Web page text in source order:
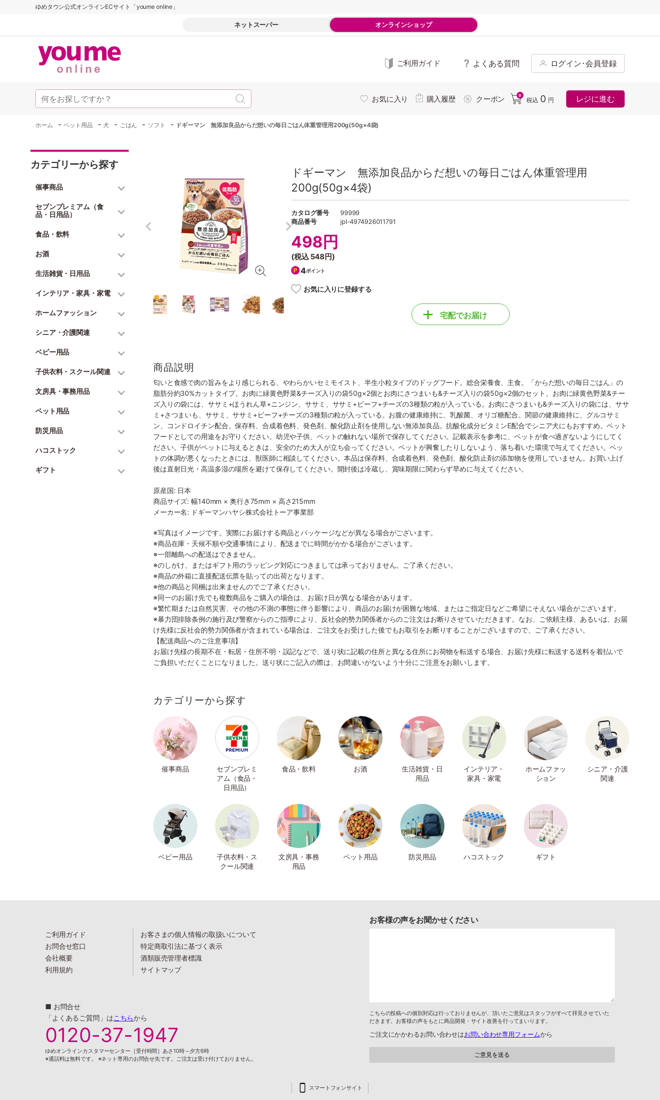
ゆめタウン公式オンラインECサイト「youme online」
ネットスーパー オンラインショップ
ご利用ガイド よくある質問 ログイン･会員登録
お気に入り 購入履歴 クーポン 0
税込 0 円 レジに進む
ホーム -ペット用品 -犬 - ごはん - ソフト - ドギーマン 無添加良品からだ想いの毎日ごはん体重管理用200g(50g×4袋)
カテゴリーから探す
催事商品
セブンプレミアム（食
品・日用品）
食品・飲料
お酒
生活雑貨・日用品
インテリア・家具・家電
ホームファッション
シニア・介護関連
ベビー用品
子供衣料・スクール関連
文房具・事務用品
ペット用品
防災用品
ハコストック
ギフト
ドギーマン 無添加良品からだ想いの毎日ごはん体重管理用
200g(50g×4袋)
カタログ番号
99999
商品番号
jpl-4974926011791
498円
(税込 548円)
4ポイント
お気に入りに登録する
宅配でお届け
商品説明
匂いと食感で肉の旨みをより感じられる、やわらかいセミモイスト、半生小粒タイプのドッグフード。総合栄養食、主食。「からだ想いの毎日ごはん」の
脂肪分約30%カットタイプ。お肉に緑黄色野菜&チーズ入りの袋50g×2個とお肉にさつまいも&チーズ入りの袋50g×2個のセット。お肉に緑黄色野菜&チー
ズ入りの袋には、ササミ+ほうれん草+ニンジン、ササミ、ササミ+ビーフ+チーズの3種類の粒が入っている。お肉にさつまいも&チーズ入りの袋には、ササ
ミ+さつまいも、ササミ、ササミ+ビーフ+チーズの3種類の粒が入っている。お腹の健康維持に、乳酸菌、オリゴ糖配合。関節の健康維持に、グルコサミ
ン、コンドロイチン配合。保存料、合成着色料、発色剤、酸化防止剤を使用しない無添加良品。抗酸化成分ビタミンE配合でシニア犬にもおすすめ。ペット
フードとしての用途をお守りください。幼児や子供、ペットの触れない場所で保存してください。記載表示を参考に、ペットが食べ過ぎないようにしてく
ださい。子供がペットに与えるときは、安全のため大人が立ち会ってください。ペットが興奮したりしないよう、落ち着いた環境で与えてください。ペッ
トの体調が悪くなったときには、獣医師に相談してください。本品は保存料、合成着色料、発色剤、酸化防止剤の添加物を使用していません。お買い上げ
後は直射日光・高温多湿の場所を避けて保存してください。開封後は冷蔵し、賞味期限に関わらず早めに与えてください。
原産国: 日本
商品サイズ: 幅140mm × 奥行き75mm × 高さ215mm
メーカー名: ドギーマンハヤシ株式会社トーア事業部
※写真はイメージです。実際にお届けする商品とパッケージなどが異なる場合がございます。
※商品在庫・天候不順や交通事情により、配送までに時間がかかる場合がございます。
※一部離島への配送はできません。
※のしがけ、またはギフト用のラッピング対応につきましては承っておりません。ご了承ください。
※商品の外箱に直接配送伝票を貼っての出荷となります。
※他の商品と同梱は出来ませんのでご了承ください。
※同一のお届け先でも複数商品をご購入の場合は、お届け日が異なる場合があります。
※繁忙期または自然災害、その他の不測の事態に伴う影響により、商品のお届けが困難な地域、またはご指定日などご希望にそえない場合がございます。
※暴力団排除条例の施行及び警察からのご指導により、反社会的勢力関係者からのご注文はお断りさせていただきます。なお、ご依頼主様、あるいは、お届
け先様に反社会的勢力関係者が含まれている場合は、ご注文をお受けした後でもお取引をお断りすることがございますので、ご了承ください。
【配送商品へのご注意事項】
お届け先様の長期不在・転居・住所不明・誤記などで、送り状に記載の住所と異なる住所にお荷物を転送する場合、お届け先様に転送する送料を着払いで
ご負担いただくことになりました。送り状にご記入の際は、お間違いがないよう十分にご注意をお願いします。
カテゴリーから探す
催事商品
セブンプレミ
アム（食品・
日用品）
食品・飲料 お酒
生活雑貨・日
用品
インテリア・
家具・家電
ホームファッ
ション
シニア・介護
関連
ベビー用品
子供衣料・ス
クール関連
文房具・事務
用品
ペット用品 防災用品 ハコストック ギフト
ご利用ガイド
お問合せ窓口
会社概要
利用規約
お客さまの個人情報の取扱いについて
特定商取引法に基づく表示
酒類販売管理者標識
サイトマップ
■ お問合せ
「よくあるご質問」はこちらから
0120-37-1947
ゆめオンラインカスタマーセンター［受付時間］あさ10時～夕方6時
※通話料は無料です。 ※ネット専用のお問合せ先です。ご注文は受け付けておりません。
お客様の声をお聞かせください
こちらの投稿への個別対応は行っておりませんが、頂いたご意見はスタッフがすべて拝見させていた
だきます。お客様の声をもとに商品開発・サイト改善を行ってまいります。
ご注文にかかわるお問い合わせはお問い合わせ専用フォームから
スマートフォンサイト